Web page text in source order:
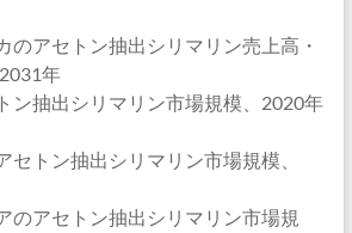
アセトン抽出シリマリン売上高・
年
抽出シリマリン市場規模、2020年
トン抽出シリマリン市場規模、
アセトン抽出シリマリン市場規